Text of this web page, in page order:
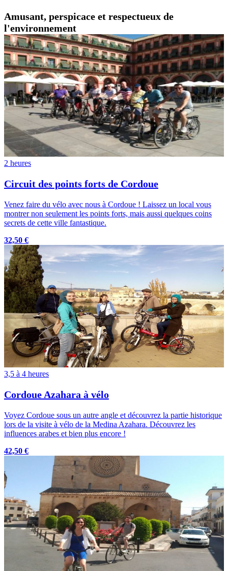
Amusant, perspicace et respectueux de
l'environnement
2 heures
Circuit des points forts de Cordoue
Venez faire du vélo avec nous à Cordoue ! Laissez un local vous
montrer non seulement les points forts, mais aussi quelques coins
secrets de cette ville fantastique.
32,50 €
3,5 à 4 heures
Cordoue Azahara à vélo
Voyez Cordoue sous un autre angle et découvrez la partie historique
lors de la visite à vélo de la Medina Azahara. Découvrez les
influences arabes et bien plus encore !
42,50 €